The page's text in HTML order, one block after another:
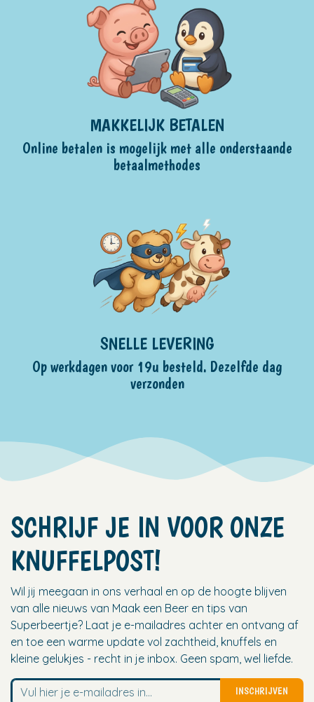
MAKKELIJK BETALEN
Online betalen is mogelijk met alle onderstaande
betaalmethodes
SNELLE LEVERING
Op werkdagen voor 19u besteld. Dezelfde dag
verzonden
SCHRIJF JE IN VOOR ONZE
KNUFFELPOST!
Wil jij meegaan in ons verhaal en op de hoogte blijven
van alle nieuws van Maak een Beer en tips van
Superbeertje? Laat je e-mailadres achter en ontvang af
en toe een warme update vol zachtheid, knuffels en
kleine gelukjes - recht in je inbox. Geen spam, wel liefde.
INSCHRIJVEN